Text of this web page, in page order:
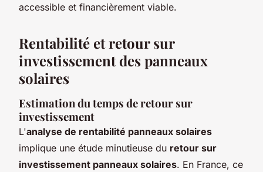
accessible et financièrement viable.
Rentabilité et retour sur
investissement des panneaux
solaires
Estimation du temps de retour sur
investissement
L'analyse de rentabilité panneaux solaires
implique une étude minutieuse du retour sur
investissement panneaux solaires. En France, ce